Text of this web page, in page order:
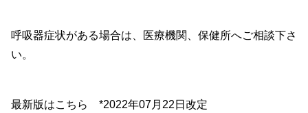
呼吸器症状がある場合は、医療機関、保健所へご相談下さ
い。
最新版はこちら *2022年07月22日改定